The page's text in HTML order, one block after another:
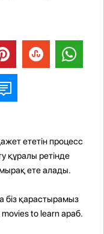
ететін процесс
құралы ретінде
ете алады.
қарастырамыз
to learn араб.